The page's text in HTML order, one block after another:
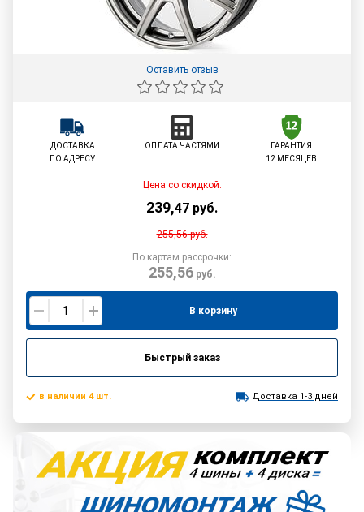
Оставить отзыв
ДОСТАВКА
ПО АДРЕСУ
ОПЛАТА ЧАСТЯМИ
ГАРАНТИЯ
12 МЕСЯЦЕВ
Цена со скидкой:
239,47 руб.
255,56руб.
По картам рассрочки:
255,56руб.
В корзину
Быстрый заказ
в наличии 4 шт. Доставка 1-3 дней